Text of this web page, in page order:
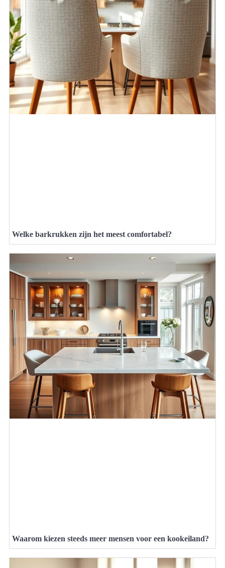
Welke barkrukken zijn het meest comfortabel?
Waarom kiezen steeds meer mensen voor een kookeiland?